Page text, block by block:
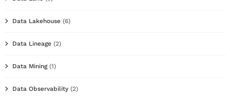
Data Lakehouse (6)
Data Lineage (2)
Data Mining(1)
Data Observability (2)